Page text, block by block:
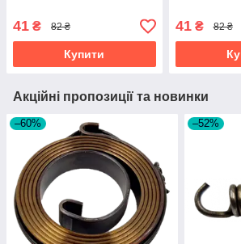
41 ₴ 82 ₴
Купити
41₴ 82 ₴
Акційні пропозиції та новинки
–60% –52%